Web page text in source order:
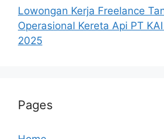
Lowongan Kerja Freelance
Operasional Kereta Api PT
2025
Pages